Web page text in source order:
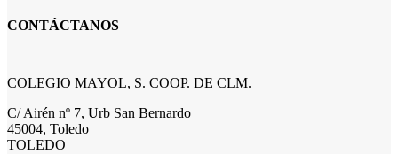
CONTÁCTANOS
COLEGIO MAYOL, S. COOP. DE CLM.
C/ Airén nº 7, Urb San Bernardo
45004, Toledo
TOLEDO